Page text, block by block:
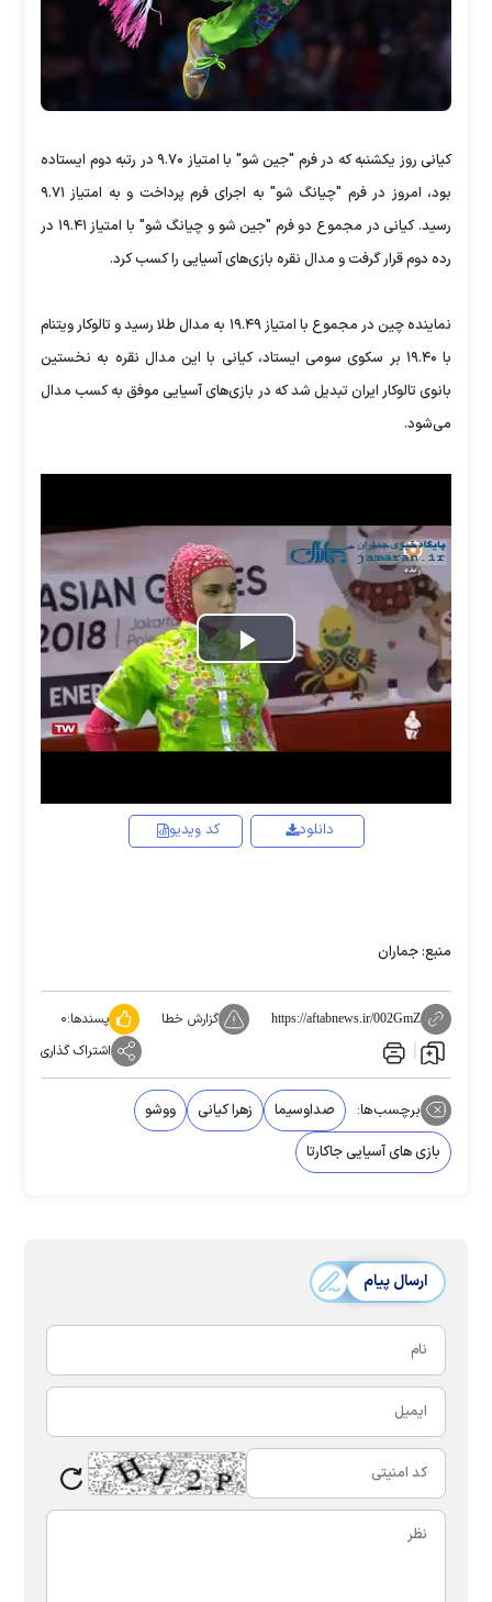
کیانی روز یکشنبه که در فرم "جین شو" با امتیاز ۹.۷۰ در رتبه دوم ایستاده
بود، امروز در فرم "چیانگ شو" به اجرای فرم پرداخت و به امتیاز ۹.۷۱
رسید. کیانی در مجموع دو فرم "جین شو و چیانگ شو" با امتیاز ۱۹.۴۱ در
رده دوم قرار گرفت و مدال نقره بازی‌های آسیایی را کسب کرد.
نماینده چین در مجموع با امتیاز ۱۹.۴۹ به مدال طلا رسید و تالوکار ویتنام
با ۱۹.۴۰ بر سکوی سومی ایستاد، کیانی با این مدال نقره به نخستین
بانوی تالوکار ایران تبدیل شد که در بازی‌های آسیایی موفق به کسب مدال
می‌شود.
Play
Video
کد ویدیو دانلود
منبع: جماران
https://aftabnews.ir/002GmZ گزارش خطا پسندها:۰
اشتراک گذاری
برچسب‌ها: صداوسیما زهرا کیانی
ووشو
بازی های آسیایی جاکارتا
ارسال پیام